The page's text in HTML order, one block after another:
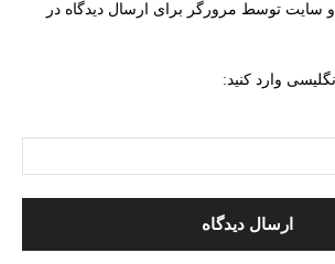
و سایت توسط مرورگر برای ارسال دیدگاه در
وارد کنید: